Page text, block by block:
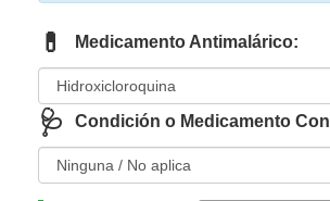
💊 Medicamento Antimalárico:
🩺 Condición o Medicamento